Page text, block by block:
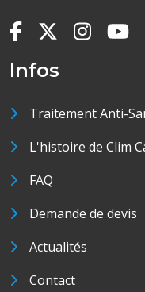
Infos
Traitement Anti-
L'histoire de Clim
FAQ
Demande de devis
Actualités
Contact